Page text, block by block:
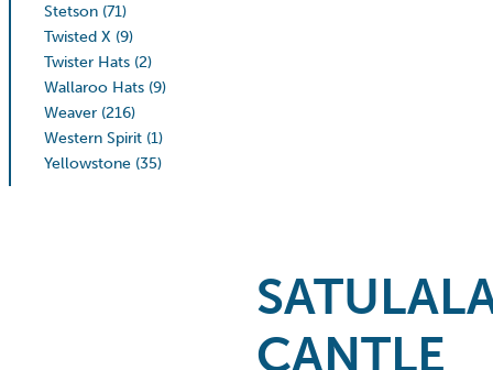
Stetson (71)
Twisted X (9)
Twister Hats (2)
Wallaroo Hats (9)
Weaver (216)
Western Spirit (1)
Yellowstone (35)
CANTLE